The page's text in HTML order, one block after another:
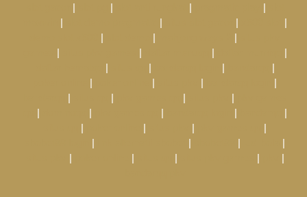
| | | |
| | |
|
| | |
| | |
|
| | |
|
| | |
|
| | | |
| | | |
|
| | |
|
| | |
|
| | | |
|